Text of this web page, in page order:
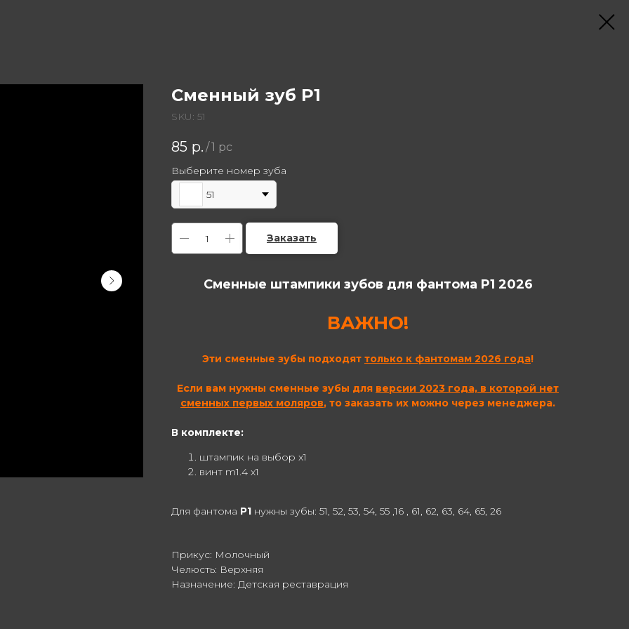
Сменный зуб P1
SKU: 51
85 р. /1 pc
Выберите номер зуба
51
Заказать
Сменные штампики зубов для фантома P1 2026
ВАЖНО!
Эти сменные зубы подходят только к фантомам 2026 года!
Если вам нужны сменные зубы для версии 2023 года, в которой нет
сменных первых моляров, то заказать их можно через менеджера.
В комплекте:
штампик на выбор х1
винт m1.4 х1
Для фантома P1 нужны зубы: 51, 52, 53, 54, 55 ,16 , 61, 62, 63, 64, 65, 26
Прикус: Молочный
Челюсть: Верхняя
Назначение: Детская реставрация